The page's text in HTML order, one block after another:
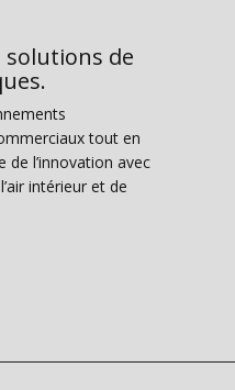
solutions de
tout en
l’innovation avec
intérieur et de